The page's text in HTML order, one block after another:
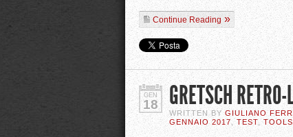
Continue Reading
GEN
18 GRETSCH
WRITTEN BYGIULIANO
GENNAIO 2017,TEST, TOOLS